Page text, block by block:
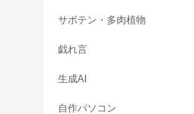
サボテン・多肉植物
戯れ言
生成AI
自作パソコン